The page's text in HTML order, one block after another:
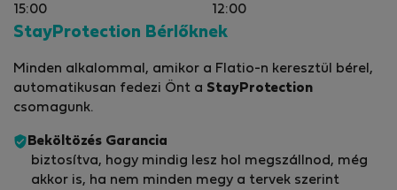
15:00 12:00
StayProtection Bérlőknek
Minden alkalommal, amikor a Flatio-n keresztül bérel,
automatikusan fedezi Önt a StayProtection
csomagunk.
Beköltözés Garancia
biztosítva, hogy mindig lesz hol megszállnod, még
akkor is, ha nem minden megy a tervek szerint